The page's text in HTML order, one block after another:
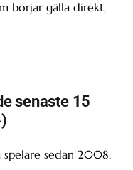
börjar gälla direkt,
senaste 15
spelare sedan 2008.